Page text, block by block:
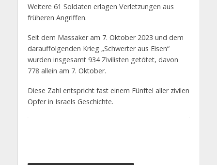
Weitere 61 Soldaten erlagen Verletzungen aus
früheren Angriffen.
Seit dem Massaker am 7. Oktober 2023 und dem
darauffolgenden Krieg „Schwerter aus Eisen“
wurden insgesamt 934 Zivilisten getötet, davon
778 allein am 7. Oktober.
Diese Zahl entspricht fast einem Fünftel aller zivilen
Opfer in Israels Geschichte.